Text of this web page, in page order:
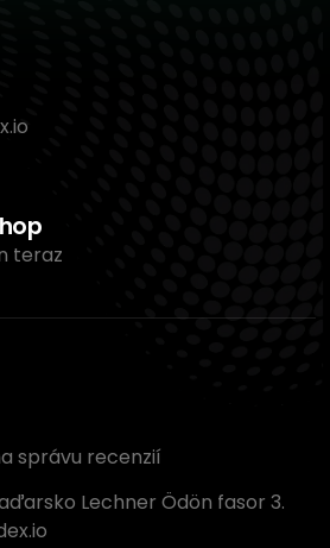
teraz
správu recenzií
Lechner Ödön fasor 3.